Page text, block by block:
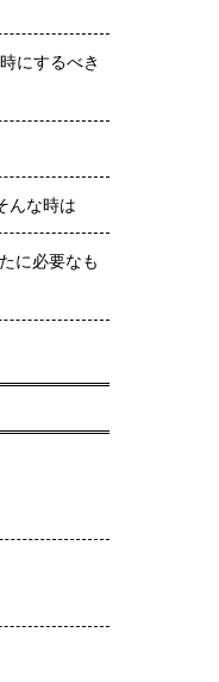
にするべき
んな時は
に必要なも